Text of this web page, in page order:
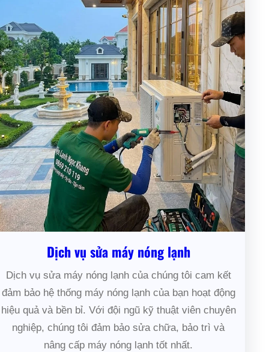
Dịch vụ sửa máy nóng lạnh
Dịch vụ sửa máy nóng lạnh của chúng tôi cam kết
đảm bảo hệ thống máy nóng lạnh của bạn hoạt động
hiệu quả và bền bỉ. Với đội ngũ kỹ thuật viên chuyên
nghiệp, chúng tôi đảm bảo sửa chữa, bảo trì và
nâng cấp máy nóng lạnh tốt nhất.